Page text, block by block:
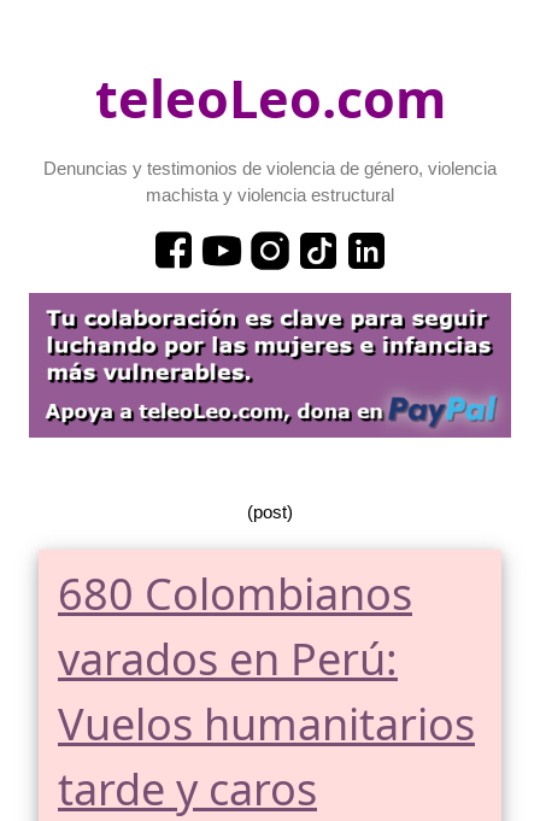
teleoLeo.com
Denuncias y testimonios de violencia de género, violencia
machista y violencia estructural
(post)
680 Colombianos
varados en Perú:
Vuelos humanitarios
tarde y caros